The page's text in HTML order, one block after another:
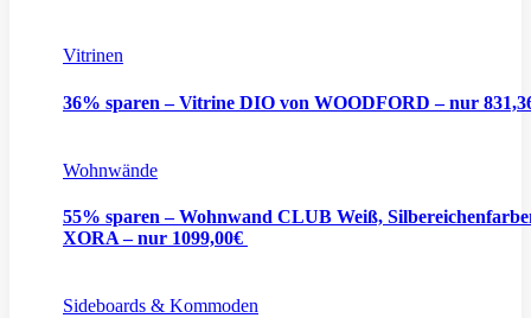
Vitrinen
36% sparen – Vitrine DIO von WOODFORD – nur
Wohnwände
55% sparen – Wohnwand CLUB Weiß,
XORA – nur 1099,00€
Sideboards & Kommoden